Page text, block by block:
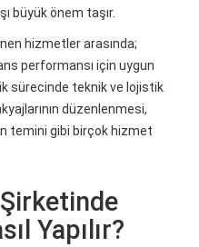
büyük önem taşır.
hizmetler arasında;
performansı için uygun
sürecinde teknik ve lojistik
düzenlenmesi,
temini gibi birçok hizmet
Yapılır?